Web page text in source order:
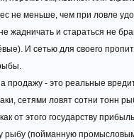
не меньше, чем при ловле
жадничать и стараться не
И сетью для своего
продажу - это реальные
сетями ловят сотни тонн
от этого государству
рыбу (пойманную